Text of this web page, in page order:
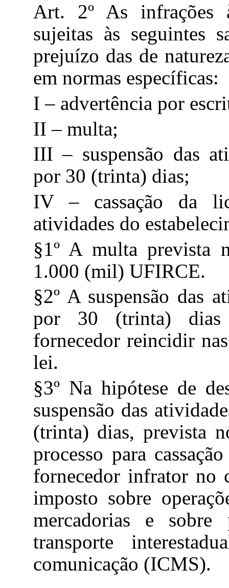
Art. 2º As infrações
sujeitas às seguintes
prejuízo das de
em normas específicas:
I – advertência por
II – multa;
III – suspensão das
por 30 (trinta) dias;
IV – cassação da
atividades do
§1º A multa prevista
1.000 (mil) UFIRCE.
§2º A suspensão das
por 30 (trinta) dias
fornecedor reincidir
lei.
§3º Na hipótese de
suspensão das
(trinta) dias, prevista
processo para
fornecedor infrator no
imposto sobre
mercadorias e sobre
transporte
comunicação (ICMS).